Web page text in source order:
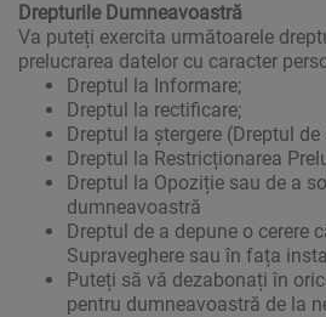
Drepturile Dumneavoastră
Va puteți exercita următoarele
prelucrarea datelor cu caracter
Dreptul la Informare;
Dreptul la rectificare;
Dreptul la ștergere (Dreptul
Dreptul la Restricționarea
Dreptul la Opoziție sau de a
dumneavoastră
Dreptul de a depune o cerere
Supraveghere sau în fața
Puteți să vă dezabonați în
pentru dumneavoastră de la